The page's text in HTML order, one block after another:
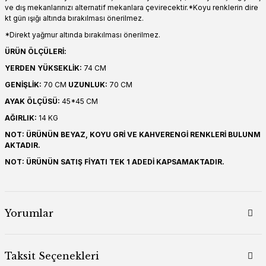
ve dış mekanlarınızı alternatif mekanlara çevirecektir.*Koyu renklerin dire
kt gün ışığı altında bırakılması önerilmez.
*Direkt yağmur altında bırakılması önerilmez.
ÜRÜN ÖLÇÜLERİ:
YERDEN YÜKSEKLİK: 74 CM
GENİŞLİK: 70 CM UZUNLUK: 70 CM
AYAK ÖLÇÜSÜ: 45*45 CM
AĞIRLIK: 14 KG
NOT: ÜRÜNÜN BEYAZ, KOYU GRİ VE KAHVERENGİ RENKLERİ BULUNM
AKTADIR.
NOT: ÜRÜNÜN SATIŞ FİYATI TEK 1 ADEDİ KAPSAMAKTADIR.
Yorumlar
Taksit Seçenekleri